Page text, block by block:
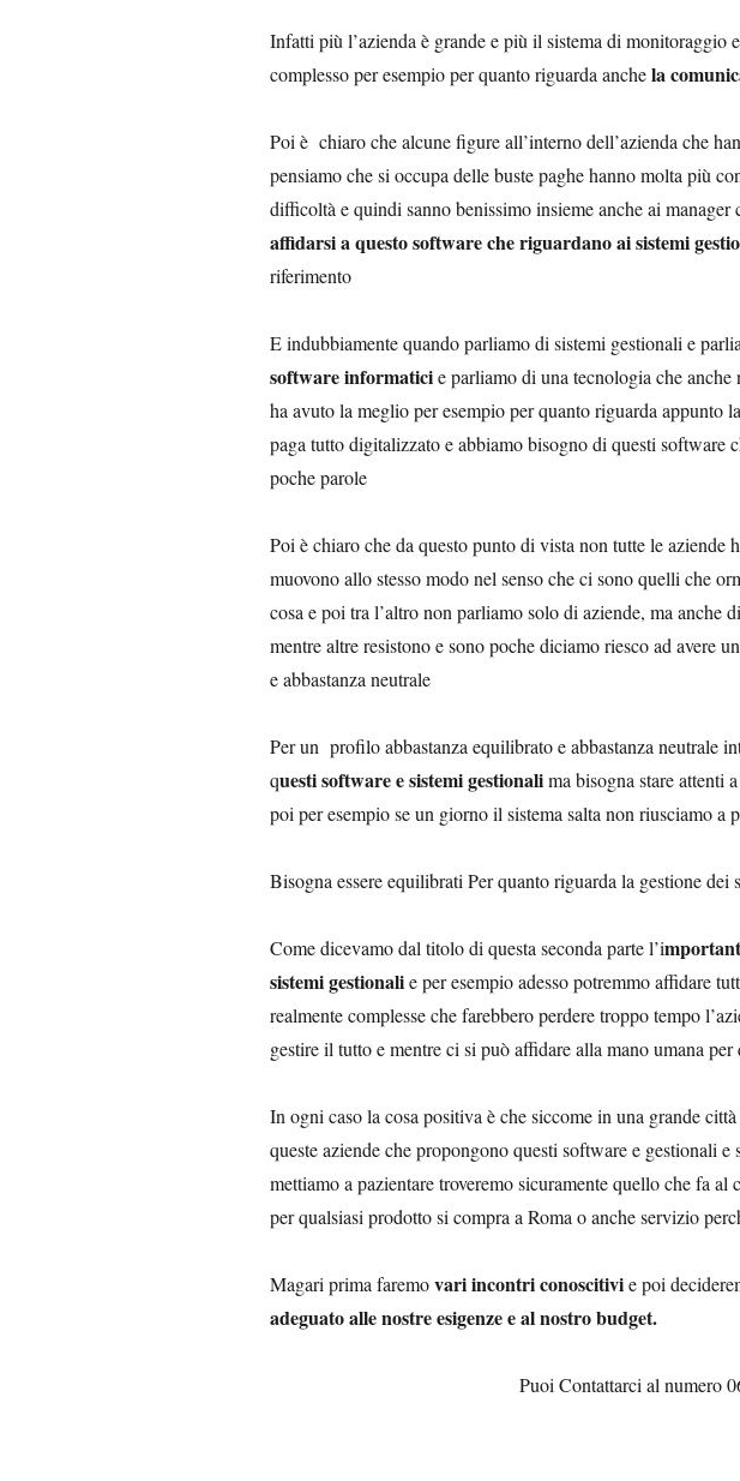
Infatti più l’azienda è grande e più il sistema di monitoraggio
complesso per esempio per quanto riguarda anchela
Poi è chiaro che alcune figure all’interno dell’azienda che
pensiamo che si occupa delle buste paghe hanno molta più
difficoltà e quindi sanno benissimo insieme anche ai
affidarsi a questo software che riguardano ai sistemi
riferimento
E indubbiamente quando parliamo di sistemi gestionali e
software informaticie parliamo di una tecnologia che
ha avuto la meglio per esempio per quanto riguarda appunto
paga tutto digitalizzato e abbiamo bisogno di questi software
poche parole
Poi è chiaro che da questo punto di vista non tutte le aziende
muovono allo stesso modo nel senso che ci sono quelli che
cosa e poi tra l’altro non parliamo solo di aziende, ma
mentre altre resistono e sono poche diciamo riesco ad avere
e abbastanza neutrale
Per un profilo abbastanza equilibrato e abbastanza neutrale
questi software e sistemi gestionalima bisogna stare attenti
poi per esempio se un giorno il sistema salta non riusciamo a
Bisogna essere equilibrati Per quanto riguarda la gestione dei
Come dicevamo dal titolo di questa seconda parte l’i
sistemi gestionalie per esempio adesso potremmo affidare
realmente complesse che farebbero perdere troppo tempo
gestire il tutto e mentre ci si può affidare alla mano umana
In ogni caso la cosa positiva è che siccome in una grande
queste aziende che propongono questi software e gestionali
mettiamo a pazientare troveremo sicuramente quello che fa
per qualsiasi prodotto si compra a Roma o anche servizio
Magari prima faremovari incontri conoscitivie poi
adeguato alle nostre esigenze e al nostro budget.
Puoi Contattarci al numero